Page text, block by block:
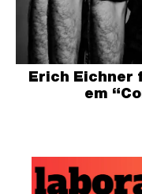
Erich Eichner
em